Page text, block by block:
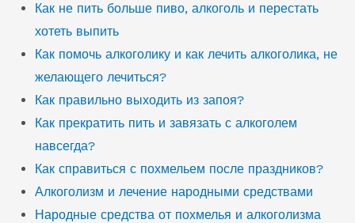
Как не пить больше пиво, алкоголь и перестать
хотеть выпить
Как помочь алкоголику и как лечить алкоголика, не
желающего лечиться?
Как правильно выходить из запоя?
Как прекратить пить и завязать с алкоголем
навсегда?
Как справиться с похмельем после праздников?
Алкоголизм и лечение народными средствами
Народные средства от похмелья и алкоголизма